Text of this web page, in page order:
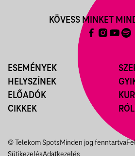
ESEMÉNYEK
HELYSZÍNEK
ELŐADÓK
CIKKEK
KÖVESS MINKET
© Telekom SpotsMinden jog fenntartva